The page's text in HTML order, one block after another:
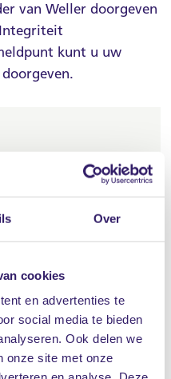
Over
cookies
en advertenties te
social media te bieden
Ook delen we
onze site met onze
van Weller doorgeven
kunt u uw
38 22